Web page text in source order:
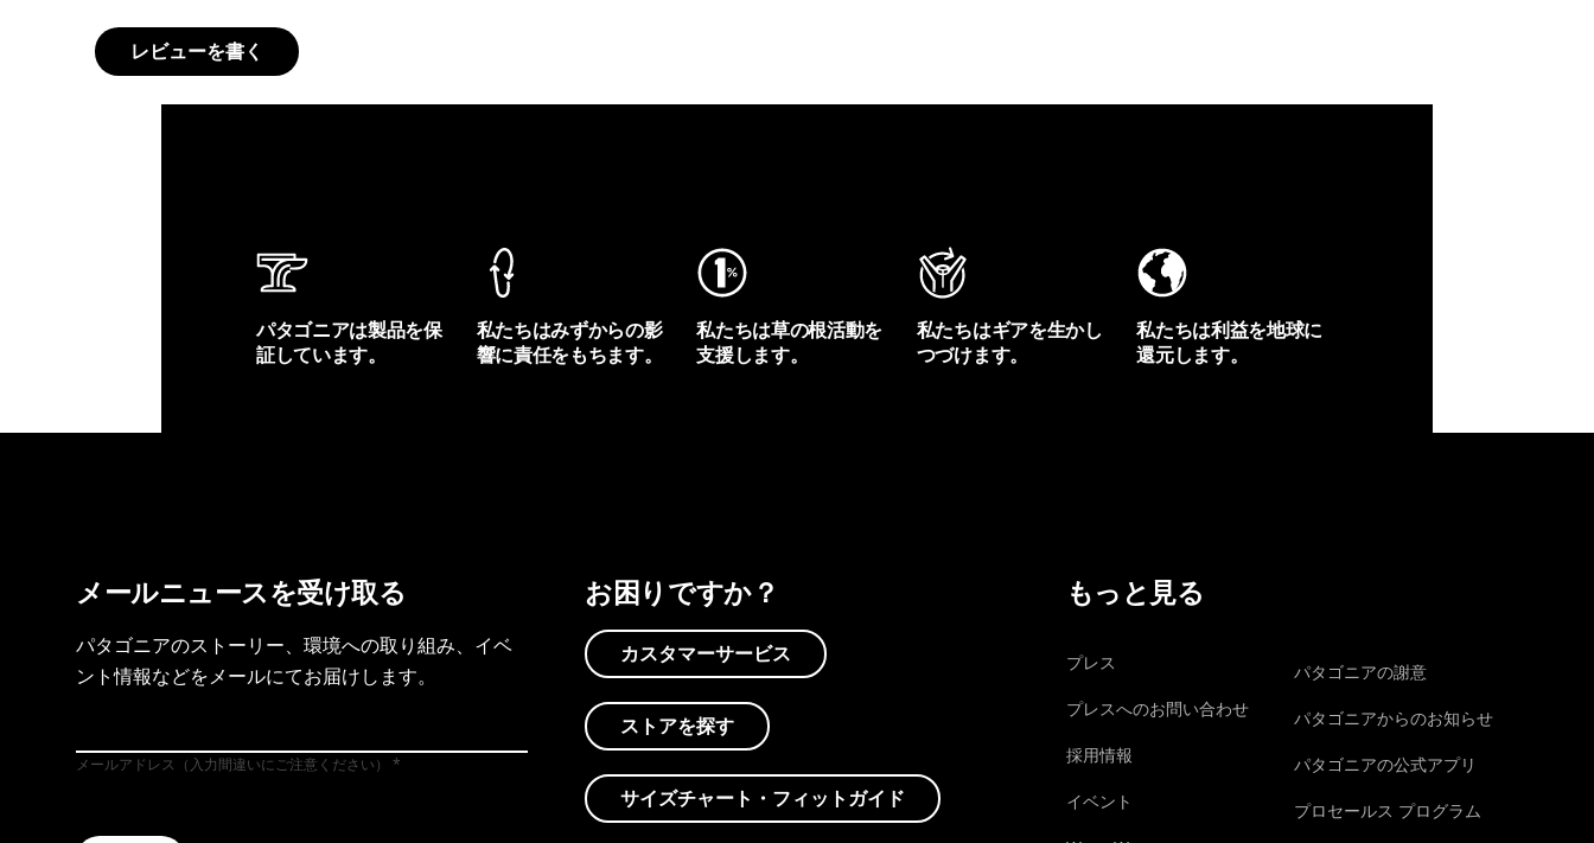
レビューを書く
パタゴニアは製品を保
証しています。
私たちはみずからの影
響に責任をもちます。
私たちは草の根活動を
支援します。
私たちはギアを生かし
つづけます。
私たちは利益を地球に
還元します。
メールニュースを受け取る
パタゴニアのストーリー、環境への取り組み、イベ
ント情報などをメールにてお届けします。
メールアドレス（入力間違いにご注意ください）
お困りですか？
カスタマーサービス
ストアを探す
サイズチャート・フィットガイド
もっと見る
プレス
プレスへのお問い合わせ
採用情報
イベント
パタゴニアの謝意
パタゴニアからのお知らせ
パタゴニアの公式アプリ
プロセールス プログラム